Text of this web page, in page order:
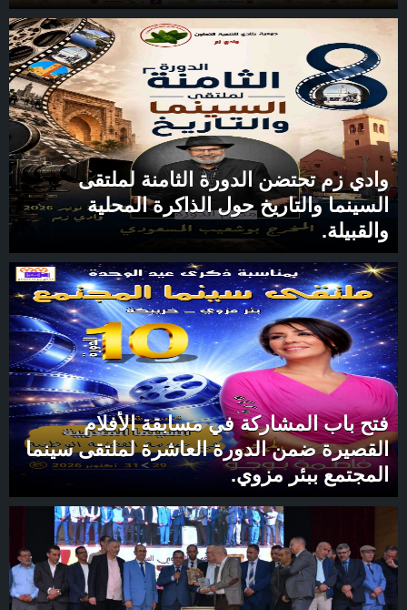
وادي زم تحتضن الدورة الثامنة لملتقى
السينما والتاريخ حول الذاكرة المحلية
والقبيلة.
فتح باب المشاركة في مسابقة الأفلام
القصيرة ضمن الدورة العاشرة لملتقى سينما
المجتمع ببئر مزوي.